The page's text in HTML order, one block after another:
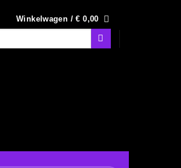
Winkelwagen /€ 0,00